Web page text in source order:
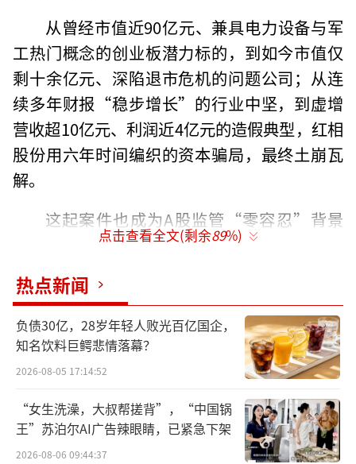
从曾经市值近90亿元、兼具电力设备与军
工热门概念的创业板潜力标的，到如今市值仅
剩十余亿元、深陷退市危机的问题公司；从连
续多年财报“稳步增长”的行业中坚，到虚增
营收超10亿元、利润近4亿元的造假典型，红相
股份用六年时间编织的资本骗局，最终土崩瓦
解。
这起案件也成为A股监管“零容忍”背景
下，针对长期系统性财务造假+多次欺诈发行的
曾经的电力行业“绩优小龙头”
红相股份前身为红相电力，2005年在福建
厦门注册成立，2015年12月成功登陆创业板。
上市之初，公司主业为电力状态监测、检测设
备，产品主要面向电网、发电企业，属于电力
基建细分领域的中小厂商。
点击查看全文(剩余89%)
热点新闻
负债30亿，28岁年轻人败光百亿国企，
知名饮料巨鳄悲情落幕？
2026-08-05 17:14:52
“女生洗澡，大叔帮搓背”，“中国锅
王”苏泊尔AI广告辣眼睛，已紧急下架
2026-08-06 09:44:37